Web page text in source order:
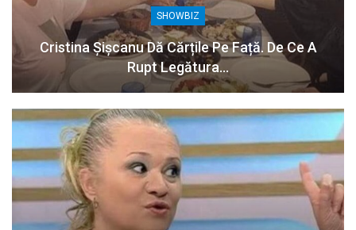
SHOWBIZ
Cristina Șișcanu Dă Cărțile Pe Față. De Ce A
Rupt Legătura…